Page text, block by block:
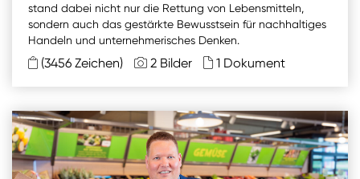
Sie wollen Informationen über aktuelle Aktionen,
Produktneuheiten, attraktive Gewinnspiele uvm.
erhalten? Dann melden Sie sich zumSPAR
stand dabei nicht nur die Rettung von Lebensmitteln,
sondern auch das gestärkte Bewusstsein für nachhaltiges
Handeln und unternehmerisches Denken.
(3456 Zeichen) 2 Bilder 1 Dokument